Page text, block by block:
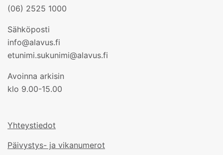
(06) 2525 1000
Sähköposti
info@alavus.fi
etunimi.sukunimi@alavus.fi
Avoinna arkisin
klo 9.00-15.00
Yhteystiedot
Päivystys- ja vikanumerot